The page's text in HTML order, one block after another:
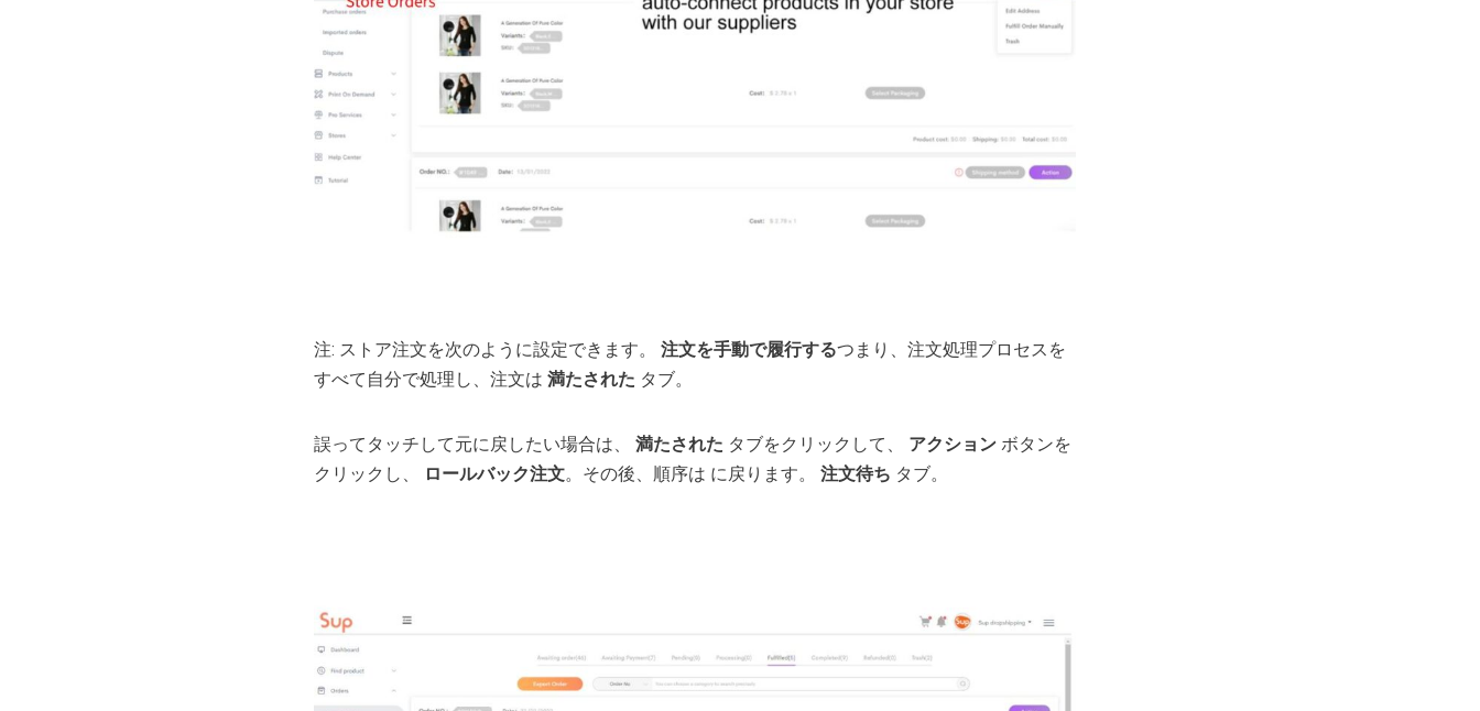
注: ストア注文を次のように設定できます。 注文を手動で履行するつまり、注文処理プロセスを
すべて自分で処理し、注文は 満たされた タブ。
誤ってタッチして元に戻したい場合は、 満たされた タブをクリックして、 アクションボタンを
クリックし、
ロールバック注文。その後、順序は に戻ります。 注文待ち タブ。